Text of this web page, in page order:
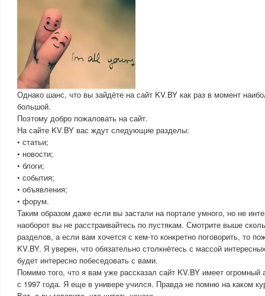
Однако шанс, что вы зайдёте на сайт KV.BY как раз в момент
большой.
Поэтому добро пожаловать на сайт.
На сайте KV.BY вас ждут следующие разделы:
• статьи;
• новости;
• блоги;
• события;
• объявления;
• форум.
Таким образом даже если вы застали на портале умного, но не
наоборот вы не расстраивайтесь по пустякам. Смотрите выше
разделов, а если вам хочется с кем-то конкретно поговорить, то
KV.BY. Я уверен, что обязательно столкнётесь с массой
будет интересно побеседовать с вами.
Помимо того, что я вам уже рассказал сайт KV.BY имеет огромный
с 1997 года. Я еще в универе учился. Правда не помню на каком